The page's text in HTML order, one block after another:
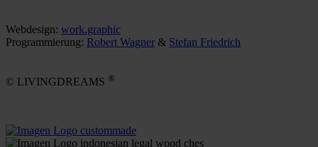
Webdesign: work.graphic
Programmierung: Robert Wagner & Stefan Friedrich
© LIVINGDREAMS ®